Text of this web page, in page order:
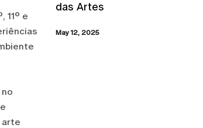
11º e
arte
das Artes
May 12, 2025